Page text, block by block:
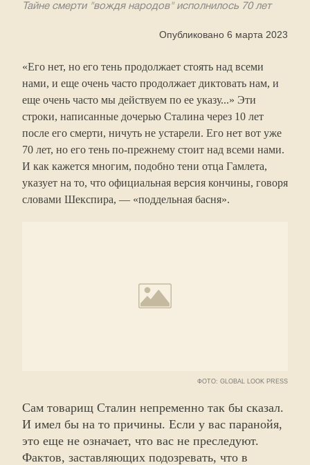
Тайне смерти "вождя народов" исполнилось 70 лет
Опубликовано 6 марта 2023
«Его нет, но его тень продолжает стоять над всеми
нами, и еще очень часто продолжает диктовать нам, и
еще очень часто мы действуем по ее указу...» Эти
строки, написанные дочерью Сталина через 10 лет
после его смерти, ничуть не устарели. Его нет вот уже
70 лет, но его тень по-прежнему стоит над всеми нами.
И как кажется многим, подобно тени отца Гамлета,
указует на то, что официальная версия кончины, говоря
словами Шекспира, — «поддельная басня».
ФОТО: GLOBAL LOOK PRESS
Сам товарищ Сталин непременно так бы сказал.
И имел бы на то причины. Если у вас паранойя,
это еще не означает, что вас не преследуют.
Фактов, заставляющих подозревать, что в